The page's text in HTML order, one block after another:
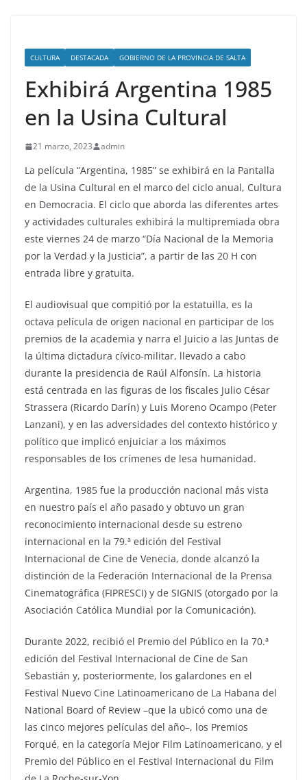
CULTURA DESTACADA GOBIERNO DE LA PROVINCIA DE SALTA
Exhibirá Argentina 1985
en la Usina Cultural
21 marzo, 2023 admin
La película “Argentina, 1985” se exhibirá en la Pantalla
de la Usina Cultural en el marco del ciclo anual, Cultura
en Democracia. El ciclo que aborda las diferentes artes
y actividades culturales exhibirá la multipremiada obra
este viernes 24 de marzo “Día Nacional de la Memoria
por la Verdad y la Justicia”, a partir de las 20 H con
entrada libre y gratuita.
El audiovisual que compitió por la estatuilla, es la
octava película de origen nacional en participar de los
premios de la academia y narra el Juicio a las Juntas de
la última dictadura cívico-militar, llevado a cabo
durante la presidencia de Raúl Alfonsín. La historia
está centrada en las figuras de los fiscales Julio César
Strassera (Ricardo Darín) y Luis Moreno Ocampo (Peter
Lanzani), y en las adversidades del contexto histórico y
político que implicó enjuiciar a los máximos
responsables de los crímenes de lesa humanidad.
Argentina, 1985 fue la producción nacional más vista
en nuestro país el año pasado y obtuvo un gran
reconocimiento internacional desde su estreno
internacional en la 79.ª edición del Festival
Internacional de Cine de Venecia, donde alcanzó la
distinción de la Federación Internacional de la Prensa
Cinematográfica (FIPRESCI) y de SIGNIS (otorgado por la
Asociación Católica Mundial por la Comunicación).
Durante 2022, recibió el Premio del Público en la 70.ª
edición del Festival Internacional de Cine de San
Sebastián y, posteriormente, los galardones en el
Festival Nuevo Cine Latinoamericano de La Habana del
National Board of Review –que la ubicó como una de
las cinco mejores películas del año–, los Premios
Forqué, en la categoría Mejor Film Latinoamericano, y el
Premio del Público en el Festival Internacional du Film